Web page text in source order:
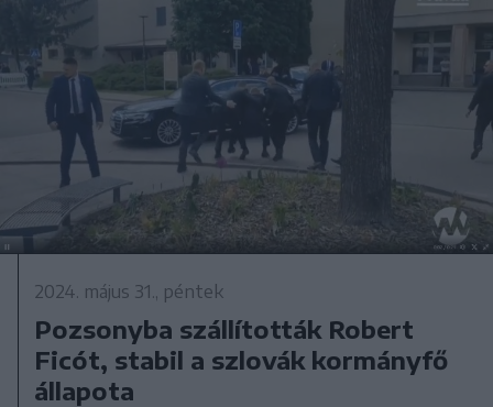
2024. május 31., péntek
Pozsonyba szállították Robert
Ficót, stabil a szlovák kormányfő
állapota